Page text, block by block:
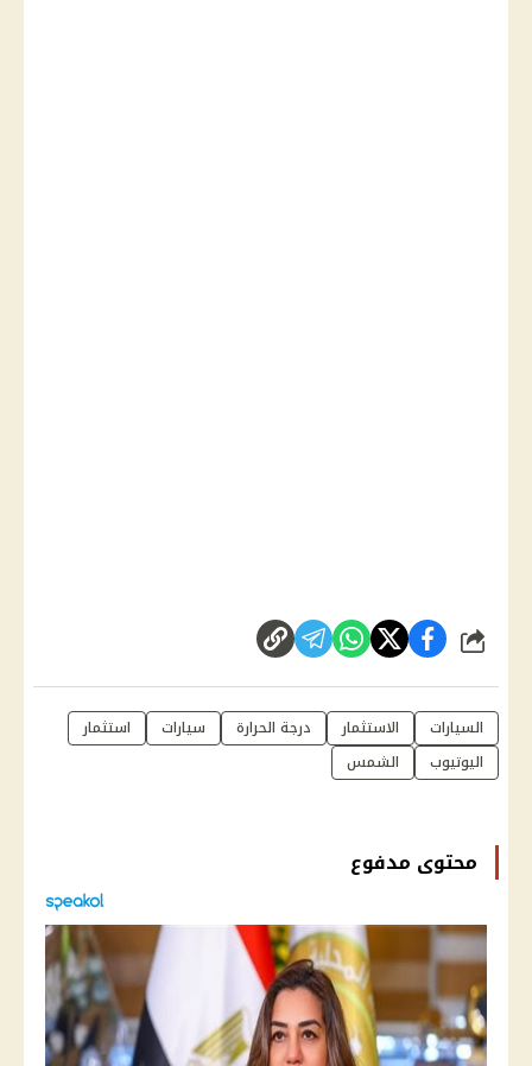
شارك
السيارات الاستثمار درجة الحرارة سيارات
استثمار
اليوتيوب
الشمس
محتوى مدفوع